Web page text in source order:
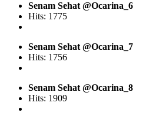
Senam Sehat @Ocarina_6
Hits: 1775
Senam Sehat @Ocarina_7
Hits: 1756
Senam Sehat @Ocarina_8
Hits: 1909